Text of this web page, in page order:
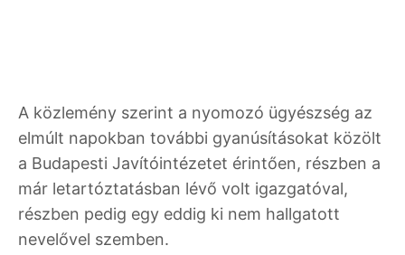
A közlemény szerint a nyomozó ügyészség az
elmúlt napokban további gyanúsításokat közölt
a Budapesti Javítóintézetet érintően, részben a
már letartóztatásban lévő volt igazgatóval,
részben pedig egy eddig ki nem hallgatott
nevelővel szemben.